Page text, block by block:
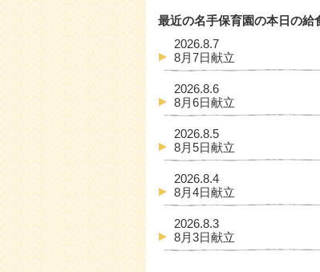
最近の名手保育園の本日の給
2026.8.7
8月7日献立
2026.8.6
8月6日献立
2026.8.5
8月5日献立
2026.8.4
8月4日献立
2026.8.3
8月3日献立